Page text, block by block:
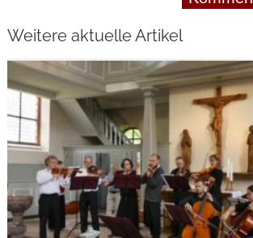
Weitere aktuelle Artikel
weiterlesen